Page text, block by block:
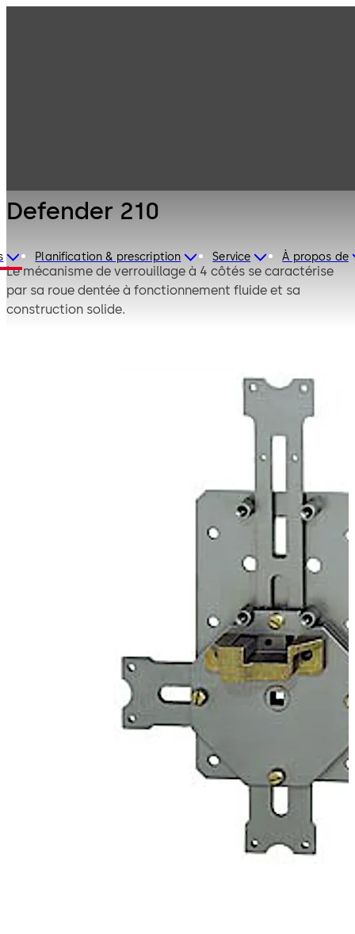
Planification & prescription Service À propos de
Defender 210
Le mécanisme de verrouillage à 4 côtés se caractérise
par sa roue dentée à fonctionnement fluide et sa
construction solide.